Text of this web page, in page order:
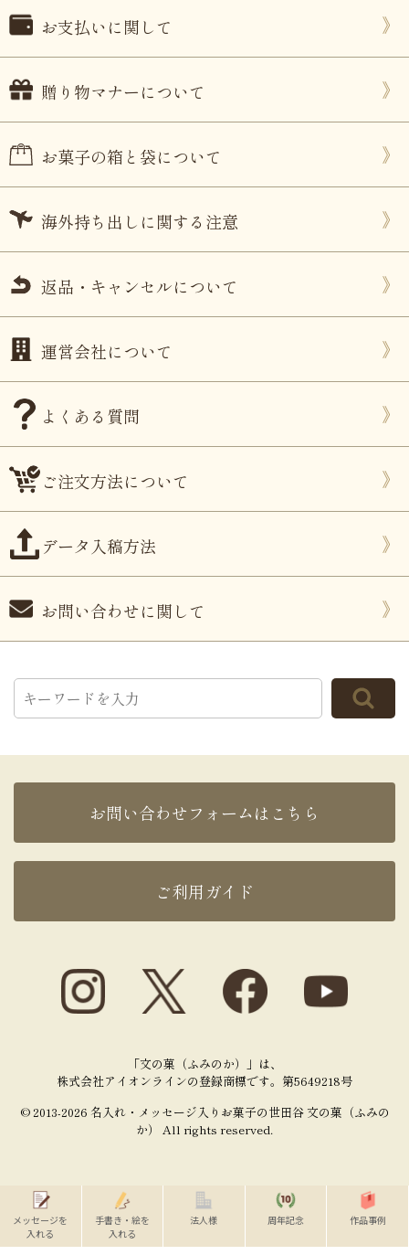
お支払いに関して
贈り物マナーについて
お菓子の箱と袋について
海外持ち出しに関する注意
返品・キャンセルについて
運営会社について
よくある質問
ご注文方法について
データ入稿方法
お問い合わせに関して
お問い合わせフォームはこちら
ご利用ガイド
「文の菓（ふみのか）」は、
株式会社アイオンラインの登録商標です。第5649218号
© 2013-2026 名入れ・メッセージ入りお菓子の世田谷 文の菓（ふみの
か） All rights reserved.
TOP
メッセージを
入れる
手書き・絵を
入れる
法人様 周年記念 作品事例